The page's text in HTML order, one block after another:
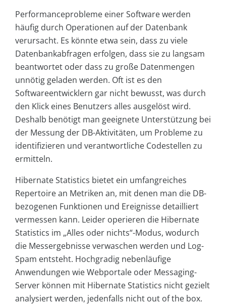
Performanceprobleme einer Software werden
häufig durch Operationen auf der Datenbank
verursacht. Es könnte etwa sein, dass zu viele
Datenbankabfragen erfolgen, dass sie zu langsam
beantwortet oder dass zu große Datenmengen
unnötig geladen werden. Oft ist es den
Softwareentwicklern gar nicht bewusst, was durch
den Klick eines Benutzers alles ausgelöst wird.
Deshalb benötigt man geeignete Unterstützung bei
der Messung der DB-Aktivitäten, um Probleme zu
identifizieren und verantwortliche Codestellen zu
ermitteln.
Hibernate Statistics bietet ein umfangreiches
Repertoire an Metriken an, mit denen man die DB-
bezogenen Funktionen und Ereignisse detailliert
vermessen kann. Leider operieren die Hibernate
Statistics im „Alles oder nichts“-Modus, wodurch
die Messergebnisse verwaschen werden und Log-
Spam entsteht. Hochgradig nebenläufige
Anwendungen wie Webportale oder Messaging-
Server können mit Hibernate Statistics nicht gezielt
analysiert werden, jedenfalls nicht out of the box.